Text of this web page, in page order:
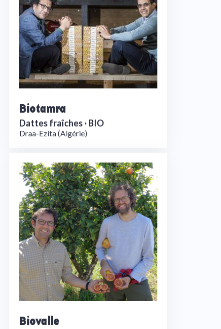
Biotamra
Dattes fraîches · BIO
Draa-Ezita (Algérie)
Biovalle